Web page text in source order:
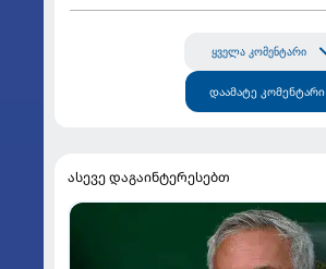
ყველა კომენტარი
დაამატე კომენტარი
ასევე დაგაინტერესებთ